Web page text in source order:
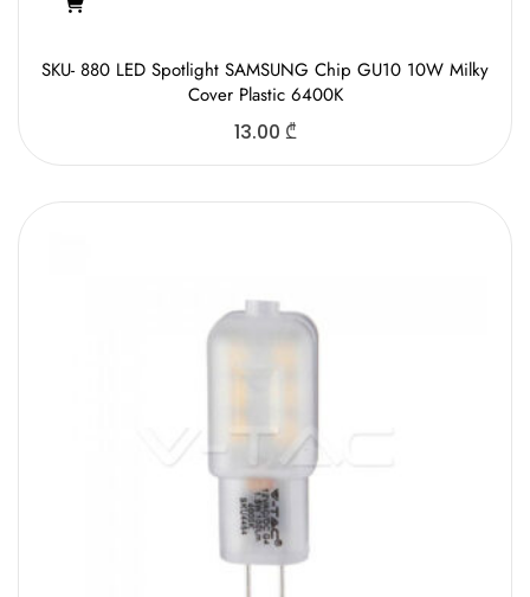
SKU- 880 LED Spotlight SAMSUNG Chip GU10 10W Milky
Cover Plastic 6400K
13.00 ₾